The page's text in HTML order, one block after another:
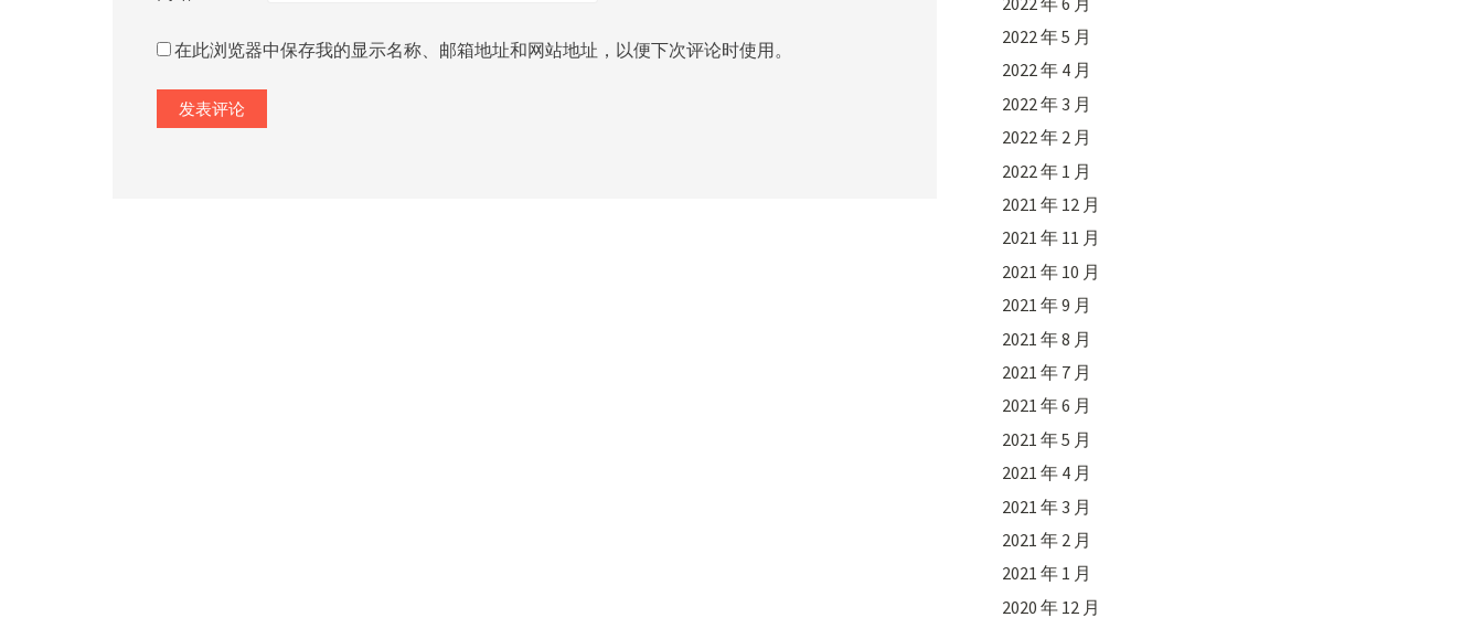
在此浏览器中保存我的显示名称、邮箱地址和网站地址，以便下次评论时使用。
2022 年 5 月
2022 年 4 月
2022 年 3 月
2022 年 2 月
2022 年 1 月
2021 年 12 月
2021 年 11 月
2021 年 10 月
2021 年 9 月
2021 年 8 月
2021 年 7 月
2021 年 6 月
2021 年 5 月
2021 年 4 月
2021 年 3 月
2021 年 2 月
2021 年 1 月
2020 年 12 月